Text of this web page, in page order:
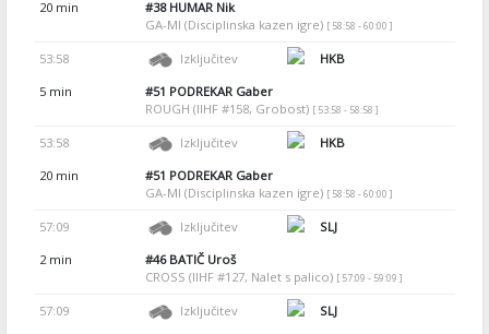
20 min #38HUMAR Nik
GA-MI (Disciplinska kazen igre) [ 58:58 - 60:00 ]
53:58 Izključitev
HKB
5 min
#51 PODREKAR Gaber
ROUGH (IIHF #158, Grobost) [ 53:58 - 58:58 ]
53:58 Izključitev
HKB
20 min
#51 PODREKAR Gaber
GA-MI (Disciplinska kazen igre) [ 58:58 - 60:00 ]
57:09 Izključitev
SLJ
2 min
#46BATIČ Uroš
CROSS (IIHF #127, Nalet s palico) [ 57:09 - 59:09 ]
57:09 Izključitev
SLJ